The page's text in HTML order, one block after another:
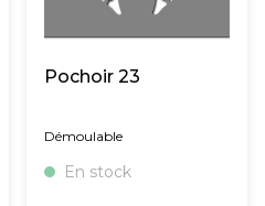
Pochoir 23
Démoulable
En stock